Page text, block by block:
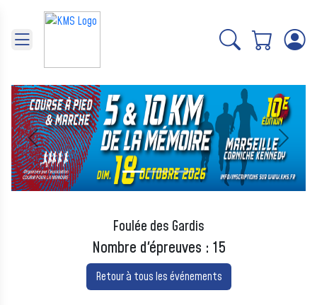
Précédent Suivant
Foulée des Gardis
Nombre d'épreuves : 15
Retour à tous les événements
Panneau de gestion des cookies